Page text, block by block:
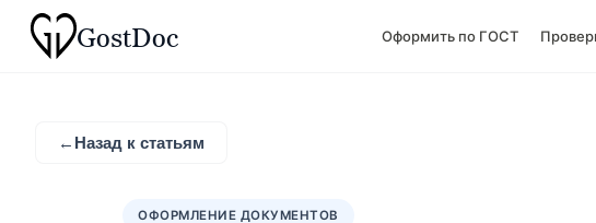
GostDoc Оформить по ГОСТ
← Назад к статьям
ОФОРМЛЕНИЕ ДОКУМЕНТОВ